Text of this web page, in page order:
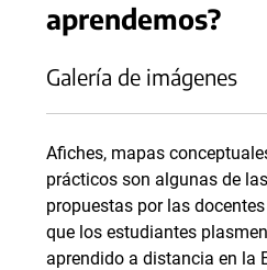
aprendemos?
Galería de imágenes
Afiches, mapas
prácticos son algunas de
propuestas por las
que los estudiantes
aprendido a distancia en la